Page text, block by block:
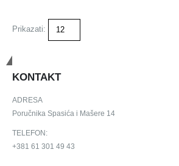
Prikazati:
KONTAKT
ADRESA
Poručnika Spasića i Mašere 14
TELEFON:
+381 61 301 49 43